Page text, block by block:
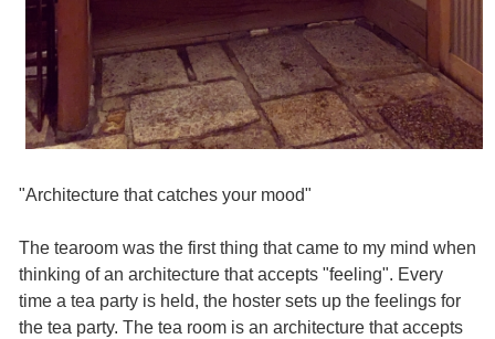
"Architecture that catches your mood"
The tearoom was the first thing that came to my mind when
thinking of an architecture that accepts "feeling". Every
time a tea party is held, the hoster sets up the feelings for
the tea party. The tea room is an architecture that accepts